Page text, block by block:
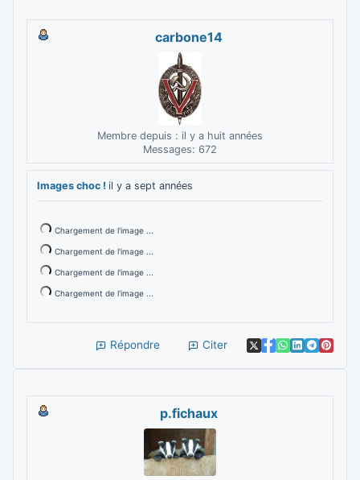
carbone14
Membre depuis : il y a huit années
Messages: 672
Images choc ! il y a sept années
Chargement de l'image ...
Chargement de l'image ...
Chargement de l'image ...
Chargement de l'image ...
Répondre Citer
p.fichaux